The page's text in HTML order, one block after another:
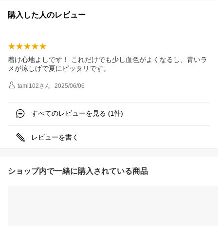
購入した人のレビュー
着け心地よしです！ これだけでも少し血色がよくなるし、青いラ
メが涼しげで夏にピッタリです。
tami102さん 2025/06/06
すべてのレビューを見る (1件)
レビューを書く
ショップ内で一緒に購入されている商品